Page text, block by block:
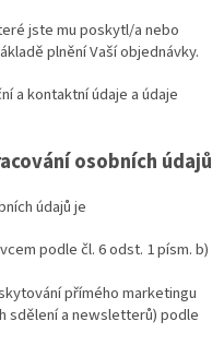
jste mu poskytl/a nebo
plnění Vaší objednávky.
a kontaktní údaje a údaje
osobních údajů
údajů je
podle čl. 6 odst. 1 písm. b)
přímého marketingu
sdělení a newsletterů) podle